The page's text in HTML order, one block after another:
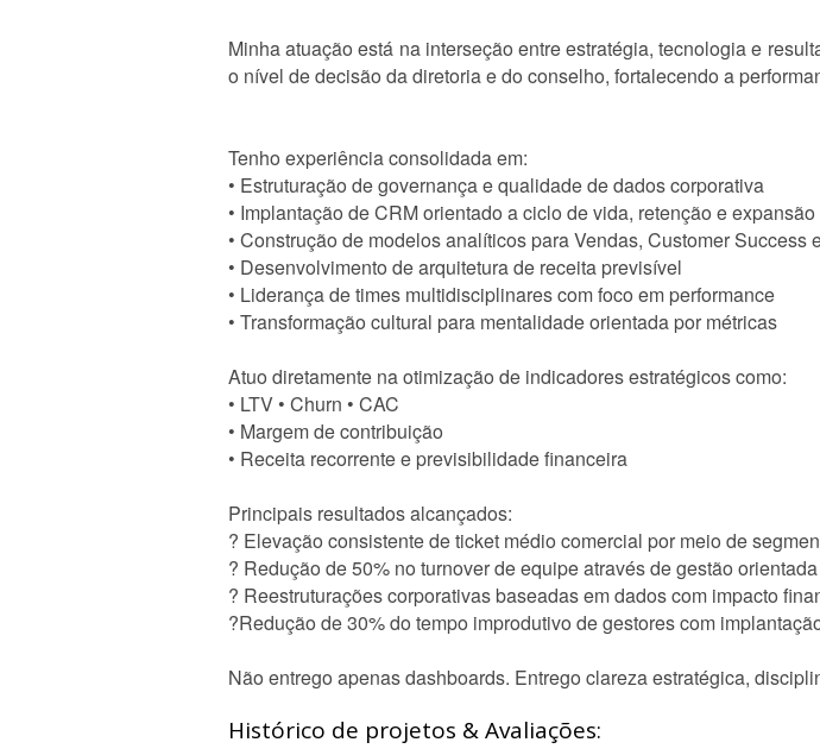
Minha atuação está na interseção entre estratégia, tecnologia e
o nível de decisão da diretoria e do conselho, fortalecendo a
Tenho experiência consolidada em:
• Estruturação de governança e qualidade de dados corporativa
• Implantação de CRM orientado a ciclo de vida, retenção e expansão
• Construção de modelos analíticos para Vendas, Customer Success
• Desenvolvimento de arquitetura de receita previsível
• Liderança de times multidisciplinares com foco em performance
• Transformação cultural para mentalidade orientada por métricas
Atuo diretamente na otimização de indicadores estratégicos como:
• LTV • Churn • CAC
• Margem de contribuição
• Receita recorrente e previsibilidade financeira
Principais resultados alcançados:
? Elevação consistente de ticket médio comercial por meio de
? Redução de 50% no turnover de equipe através de gestão
? Reestruturações corporativas baseadas em dados com impacto
?Redução de 30% do tempo improdutivo de gestores com
Não entrego apenas dashboards. Entrego clareza estratégica,
Histórico de projetos & Avaliações: